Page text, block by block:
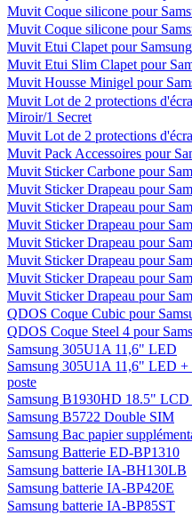
Muvit Coque silicone pour
Muvit Coque silicone pour
Muvit Etui Clapet pour
Muvit Etui Slim Clapet pour
Muvit Housse Minigel pour
Muvit Lot de 2 protections
Miroir/1 Secret
Muvit Lot de 2 protections
Muvit Pack Accessoires pour
Muvit Sticker Carbone pour
Muvit Sticker Drapeau pour
Muvit Sticker Drapeau pour
Muvit Sticker Drapeau pour
Muvit Sticker Drapeau pour
Muvit Sticker Drapeau pour
Muvit Sticker Drapeau pour
Muvit Sticker Drapeau pour
QDOS Coque Cubic pour
QDOS Coque Steel 4 pour
Samsung 305U1A 11,6" LED
Samsung 305U1A 11,6" LED
poste
Samsung B1930HD 18.5"
Samsung B5722 Double SIM
Samsung Bac papier
Samsung Batterie ED-BP1310
Samsung batterie IA-BH130LB
Samsung batterie IA-BP420E
Samsung batterie IA-BP85ST